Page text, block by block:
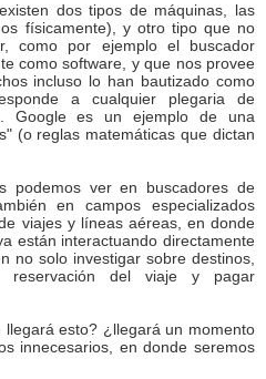
dos tipos de máquinas, las
físicamente), y otro tipo que no
como por ejemplo el buscador
como software, y que nos provee
incluso lo han bautizado como
a cualquier plegaria de
Google es un ejemplo de una
(o reglas matemáticas que dictan
podemos ver en buscadores de
en campos especializados
viajes y líneas aéreas, en donde
están interactuando directamente
no solo investigar sobre destinos,
del viaje y pagar
esto? ¿llegará un momento
innecesarios, en donde seremos